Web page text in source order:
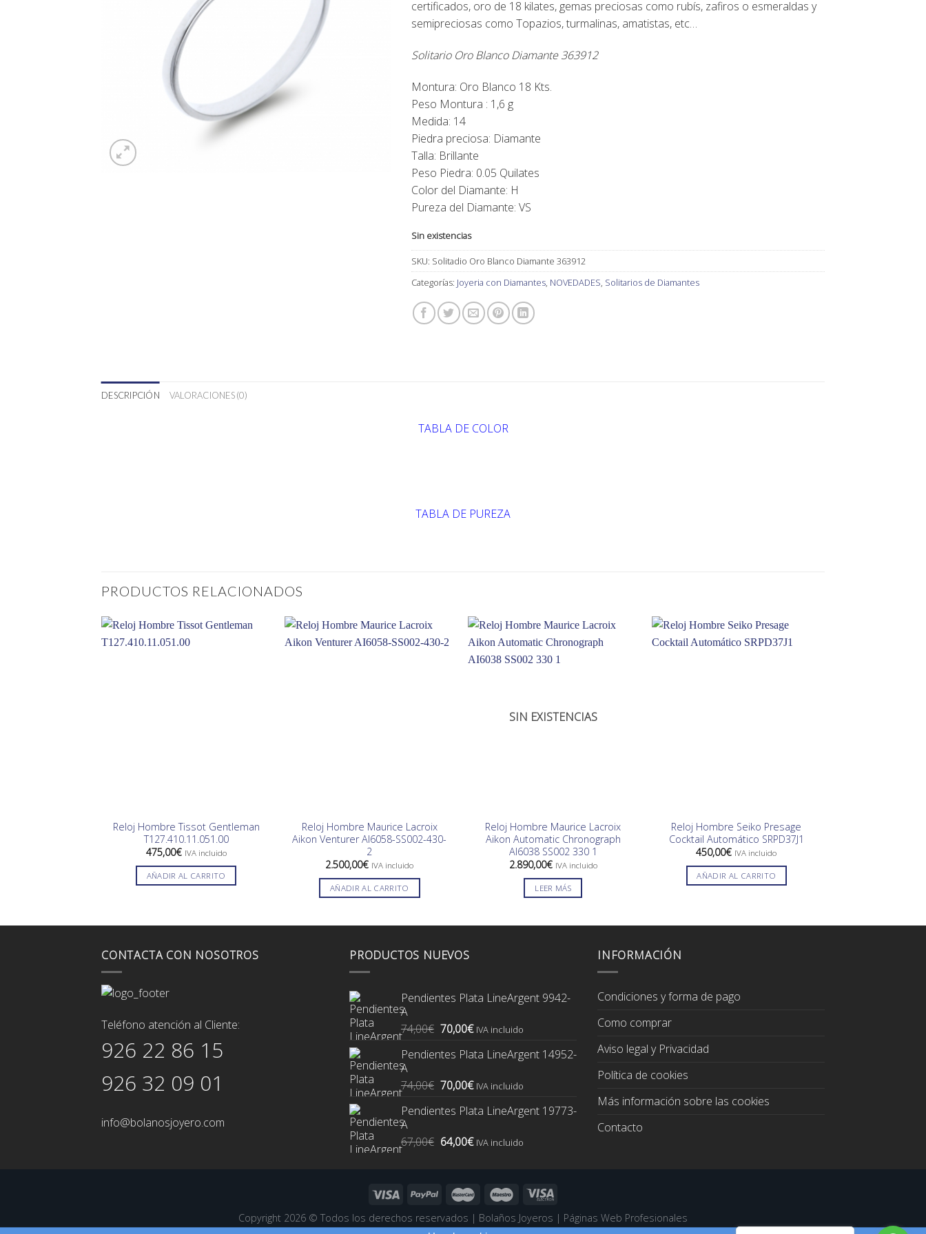
395,00€.334,00€.
certificados, oro de 18 kilates, gemas preciosas como rubís, zafiros o esmeraldas y
semipreciosas como Topazios, turmalinas, amatistas, etc…
Solitario Oro Blanco Diamante 363912
Montura: Oro Blanco 18 Kts.
Peso Montura : 1,6 g
Medida: 14
Piedra preciosa: Diamante
Talla: Brillante
Peso Piedra: 0.05 Quilates
Color del Diamante: H
Pureza del Diamante: VS
Sin existencias
SKU: Solitadio Oro Blanco Diamante 363912
Categorías: Joyeria con Diamantes, NOVEDADES, Solitarios de Diamantes
DESCRIPCIÓN VALORACIONES (0)
TABLA DE COLOR
TABLA DE PUREZA
PRODUCTOS RELACIONADOS
Reloj Hombre Tissot Gentleman
T127.410.11.051.00
475,00€ IVA incluido
AÑADIR AL CARRITO
Reloj Hombre Maurice Lacroix
Aikon Venturer AI6058-SS002-430-
2
2.500,00€ IVA incluido
AÑADIR AL CARRITO
SIN EXISTENCIAS
Reloj Hombre Maurice Lacroix
Aikon Automatic Chronograph
AI6038 SS002 330 1
2.890,00€ IVA incluido
LEER MÁS
Reloj Hombre Seiko Presage
Cocktail Automático SRPD37J1
450,00€ IVA incluido
AÑADIR AL CARRITO
CONTACTA CON NOSOTROS
Teléfono atención al Cliente:
926 22 86 15
926 32 09 01
info@bolanosjoyero.com
PRODUCTOS NUEVOS
Pendientes Plata LineArgent 9942-
A
74,00€ El
original
74,00€.
70,00€El
actual
70,00€.
IVA incluido
Pendientes Plata LineArgent 14952-
A
74,00€ El
original
74,00€.
70,00€El
actual
70,00€.
IVA incluido
Pendientes Plata LineArgent 19773-
A
67,00€ El
era:
67,00€.
64,00€El
64,00€.
IVA incluido
INFORMACIÓN
Condiciones y forma de pago
Como comprar
Aviso legal y Privacidad
Política de cookies
Más información sobre las cookies
Contacto
Copyright 2026 © Todos los derechos reservados | Bolaños Joyeros | Páginas Web Profesionales